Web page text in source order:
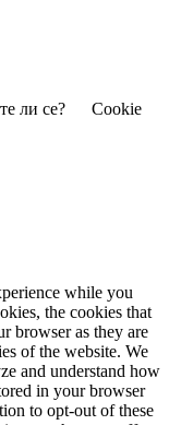
ли се?
Cookie
while you
the cookies that
browser as they are
of the website. We
and understand how
in your browser
to opt-out of these